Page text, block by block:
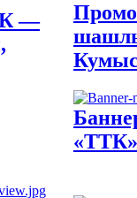
—
«ТТК»